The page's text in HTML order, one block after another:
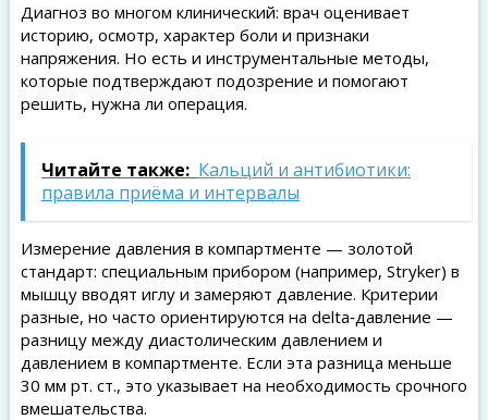
Диагноз во многом клинический: врач оценивает
историю, осмотр, характер боли и признаки
напряжения. Но есть и инструментальные методы,
которые подтверждают подозрение и помогают
решить, нужна ли операция.
Читайте также: Кальций и антибиотики:
правила приёма и интервалы
Измерение давления в компартменте — золотой
стандарт: специальным прибором (например, Stryker) в
мышцу вводят иглу и замеряют давление. Критерии
разные, но часто ориентируются на delta‑давление —
разницу между диастолическим давлением и
давлением в компартменте. Если эта разница меньше
30 мм рт. ст., это указывает на необходимость срочного
вмешательства.